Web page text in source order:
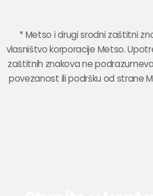
* Metso i drugi srodni zaštitni
vlasništvo korporacije Metso.
zaštitnih znakova ne
povezanost ili podršku od strane